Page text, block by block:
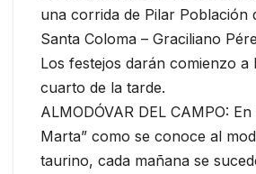
una corrida de Pilar Población
Santa Coloma – Graciliano
Los festejos darán comienzo a
cuarto de la tarde.
ALMODÓVAR DEL CAMPO:
Marta” como se conoce al
taurino, cada mañana se